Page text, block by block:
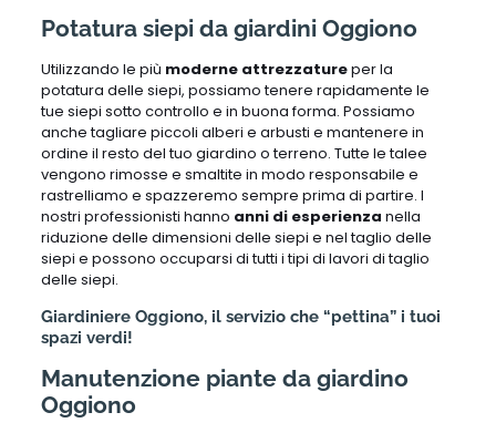
Potatura siepi da giardini Oggiono
Utilizzando le più moderne attrezzatureper la
potatura delle siepi, possiamo tenere rapidamente le
tue siepi sotto controllo e in buona forma. Possiamo
anche tagliare piccoli alberi e arbusti e mantenere in
ordine il resto del tuo giardino o terreno. Tutte le talee
vengono rimosse e smaltite in modo responsabile e
rastrelliamo e spazzeremo sempre prima di partire. I
nostri professionisti hanno anni di esperienza nella
riduzione delle dimensioni delle siepi e nel taglio delle
siepi e possono occuparsi di tutti i tipi di lavori di taglio
delle siepi.
Giardiniere Oggiono, il servizio che “pettina” i tuoi
spazi verdi!
Manutenzione piante da giardino
Oggiono